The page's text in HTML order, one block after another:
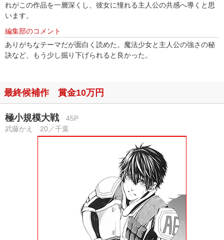
れがこの作品を一層深くし、彼女に憧れる主人公の共感へ導くと思
います。
編集部のコメント
ありがちなテーマだが面白く読めた。魔法少女と主人公の強さの秘
訣など、もう少し掘り下げられると良かった。
最終候補作 賞金10万円
極小規模大戦45P
武藤かえ 20／千葉